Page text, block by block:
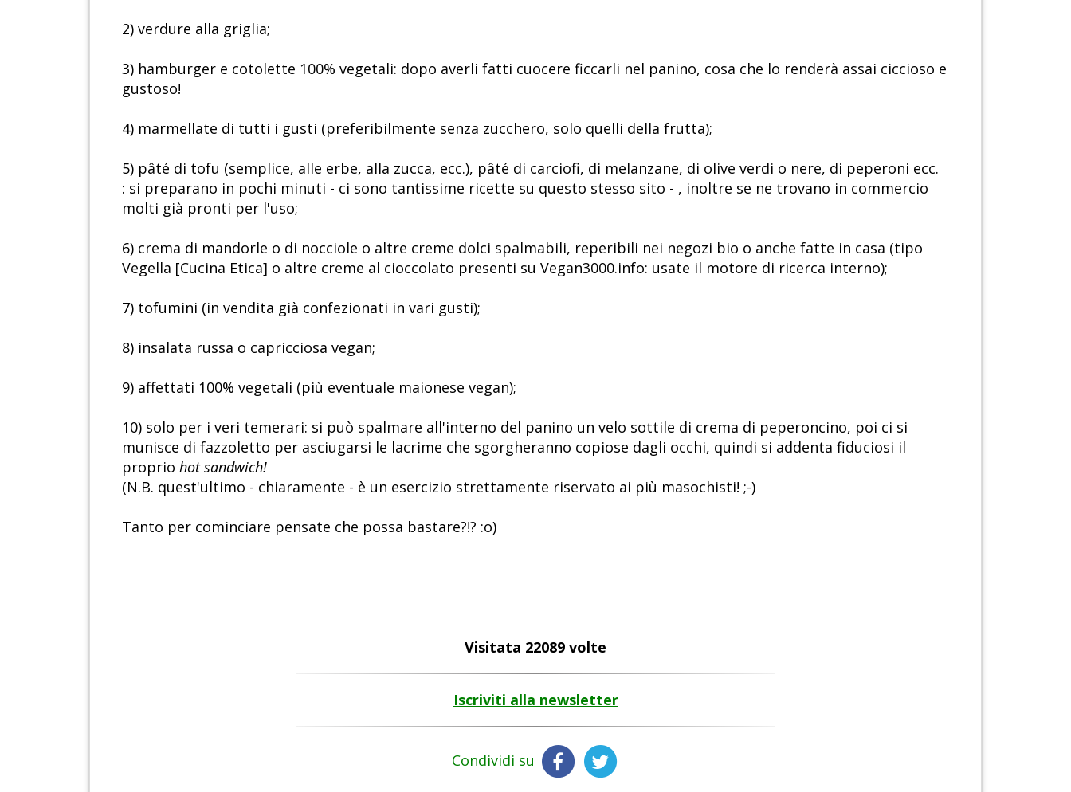
2) verdure alla griglia;
3) hamburger e cotolette 100% vegetali: dopo averli fatti cuocere ficcarli nel panino, cosa che lo renderà assai ciccioso e
gustoso!
4) marmellate di tutti i gusti (preferibilmente senza zucchero, solo quelli della frutta);
5) pâté di tofu (semplice, alle erbe, alla zucca, ecc.), pâté di carciofi, di melanzane, di olive verdi o nere, di peperoni ecc.
: si preparano in pochi minuti - ci sono tantissime ricette su questo stesso sito - , inoltre se ne trovano in commercio
molti già pronti per l'uso;
6) crema di mandorle o di nocciole o altre creme dolci spalmabili, reperibili nei negozi bio o anche fatte in casa (tipo
Vegella [Cucina Etica] o altre creme al cioccolato presenti su Vegan3000.info: usate il motore di ricerca interno);
7) tofumini (in vendita già confezionati in vari gusti);
8) insalata russa o capricciosa vegan;
9) affettati 100% vegetali (più eventuale maionese vegan);
10) solo per i veri temerari: si può spalmare all'interno del panino un velo sottile di crema di peperoncino, poi ci si
munisce di fazzoletto per asciugarsi le lacrime che sgorgheranno copiose dagli occhi, quindi si addenta fiduciosi il
proprio hot sandwich!
(N.B. quest'ultimo - chiaramente - è un esercizio strettamente riservato ai più masochisti! ;-)
Tanto per cominciare pensate che possa bastare?!? :o)
Visitata 22089 volte
Iscriviti alla newsletter
Condividi su